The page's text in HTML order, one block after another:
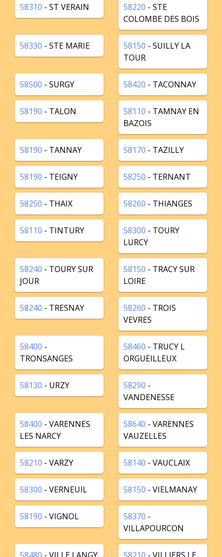
58310 - ST VERAIN 58220 - STE
COLOMBE DES BOIS
58330 - STE MARIE 58150 - SUILLY LA
TOUR
58500 - SURGY 58420 - TACONNAY
58190 - TALON 58110 - TAMNAY EN
BAZOIS
58190 - TANNAY 58170 - TAZILLY
58190 - TEIGNY 58250 - TERNANT
58250 - THAIX 58260 - THIANGES
58110 - TINTURY 58300 - TOURY
LURCY
58240 - TOURY SUR
JOUR
58150 - TRACY SUR
LOIRE
58240 - TRESNAY 58260 - TROIS
VEVRES
58400 -
TRONSANGES
58460 - TRUCY L
ORGUEILLEUX
58130 - URZY 58290 -
VANDENESSE
58400 - VARENNES
LES NARCY
58640 - VARENNES
VAUZELLES
58210 - VARZY 58140 - VAUCLAIX
58300 - VERNEUIL 58150 - VIELMANAY
58190 - VIGNOL 58370 -
VILLAPOURCON